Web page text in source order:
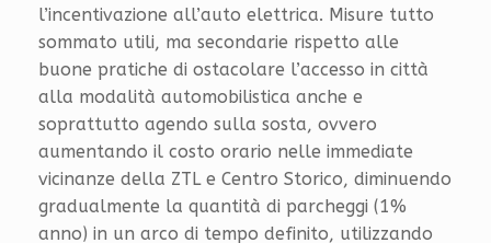
l’incentivazione all’auto elettrica. Misure tutto
sommato utili, ma secondarie rispetto alle
buone pratiche di ostacolare l’accesso in città
alla modalità automobilistica anche e
soprattutto agendo sulla sosta, ovvero
aumentando il costo orario nelle immediate
vicinanze della ZTL e Centro Storico, diminuendo
gradualmente la quantità di parcheggi (1%
anno) in un arco di tempo definito, utilizzando